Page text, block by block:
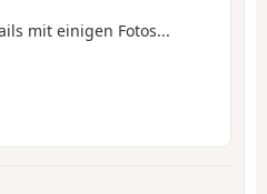
mit einigen Fotos...